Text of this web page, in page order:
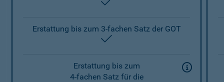
Erstattung bis zum 3-fachen Satz der GOT
Erstattung bis zum
4-fachen Satz für die